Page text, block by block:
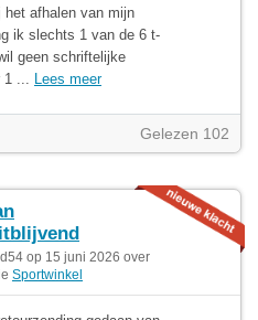
het afhalen van mijn
ik slechts 1 van de 6 t-
geen schriftelijke
... Lees meer
Gelezen 102
op 15 juni 2026 over
Sportwinkel